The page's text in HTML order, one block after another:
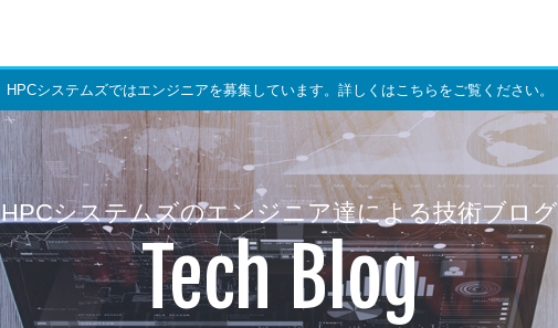
HPCシステムズではエンジニアを募集しています。詳しくはこちらをご覧ください。
HPCシステムズのエンジニア達による技術ブログ
Tech Blog